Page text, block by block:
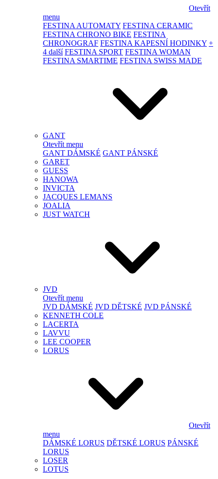
Otevřít
menu
FESTINA AUTOMATY FESTINA CERAMIC
FESTINA CHRONO BIKE FESTINA
CHRONOGRAF FESTINA KAPESNÍ HODINKY +
4 další FESTINA SPORT FESTINA WOMAN
FESTINA SMARTIME FESTINA SWISS MADE
GANT
Otevřít menu
GANT DÁMSKÉ GANT PÁNSKÉ
GARET
GUESS
HANOWA
INVICTA
JACQUES LEMANS
JOALIA
JUST WATCH
JVD
Otevřít menu
JVD DÁMSKÉ JVD DĚTSKÉ JVD PÁNSKÉ
KENNETH COLE
LACERTA
LAVVU
LEE COOPER
LORUS
Otevřít
menu
DÁMSKÉ LORUS DĚTSKÉ LORUS PÁNSKÉ
LORUS
LOSER
LOTUS